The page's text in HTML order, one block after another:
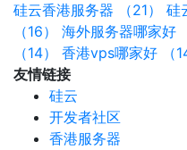
硅云香港服务器 （21）
硅
（16）
海外服务器哪家好
（14）
香港vps哪家好 （14
友情链接
硅云
开发者社区
香港服务器